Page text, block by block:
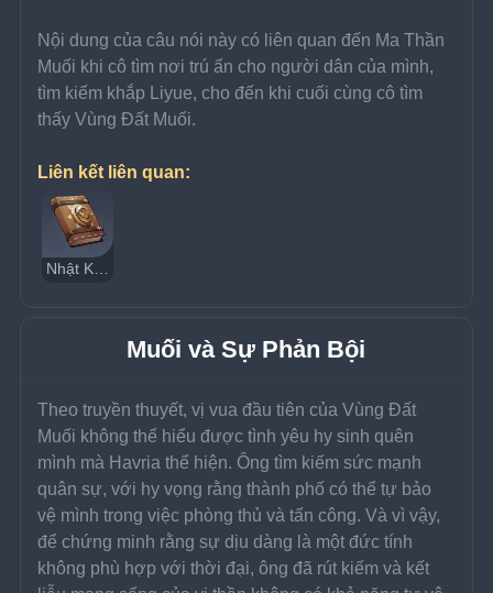
Nội dung của câu nói này có liên quan đến Ma Thần
Muối khi cô tìm nơi trú ẩn cho người dân của mình,
tìm kiếm khắp Liyue, cho đến khi cuối cùng cô tìm
thấy Vùng Đất Muối.
Liên kết liên quan:
Nhật Ký Nhà Mạo Hiểm Roald
Muối và Sự Phản Bội
Theo truyền thuyết, vị vua đầu tiên của Vùng Đất
Muối không thể hiểu được tình yêu hy sinh quên
mình mà Havria thể hiện. Ông tìm kiếm sức mạnh
quân sự, với hy vọng rằng thành phố có thể tự bảo
vệ mình trong việc phòng thủ và tấn công. Và vì vậy,
để chứng minh rằng sự dịu dàng là một đức tính
không phù hợp với thời đại, ông đã rút kiếm và kết